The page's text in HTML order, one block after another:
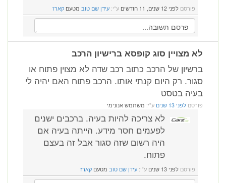
פורסם לפני 12 שנים, 11 חודשים ע"י: עידן שם טוב מטעם קארז
לא מצויין סוג קופסא ברישיון הרכב
ברשיון של הרכב כתוב רכב שדה לא מצוין פתוח או
סגור. רק היום קנתי אותו. הרכב פתוח האם יהיה לי
בעיה בטסט
פורסם לפני 13 שנים ע"י: משתמש אנונימי
לא צריכה להיות בעיה. ברכבים ישנים
לפעמים חסר מידע. הייתה בעיה אם
היה רשום שזה סגור אבל זה בעצם
פתוח.
פורסם לפני 13 שנים ע"י: עידן שם טוב מטעם קארז